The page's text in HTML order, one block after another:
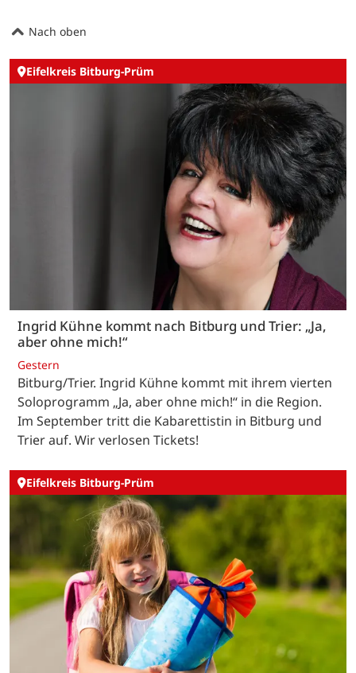
Nach oben
Eifelkreis Bitburg-Prüm
Ingrid Kühne kommt nach Bitburg und Trier: „Ja,
aber ohne mich!“
Gestern
Bitburg/Trier. Ingrid Kühne kommt mit ihrem vierten
Soloprogramm „Ja, aber ohne mich!“ in die Region.
Im September tritt die Kabarettistin in Bitburg und
Trier auf. Wir verlosen Tickets!
Eifelkreis Bitburg-Prüm